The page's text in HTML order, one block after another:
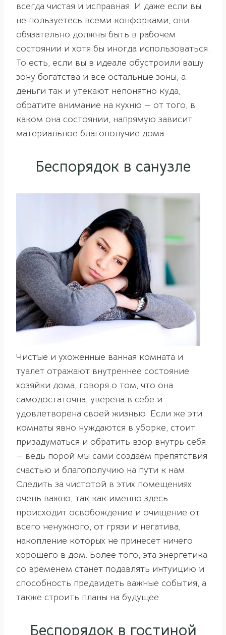
всегда чистая и исправная. И даже если вы
не пользуетесь всеми конфорками, они
обязательно должны быть в рабочем
состоянии и хотя бы иногда использоваться.
То есть, если вы в идеале обустроили вашу
зону богатства и все остальные зоны, а
деньги так и утекают непонятно куда,
обратите внимание на кухню — от того, в
каком она состоянии, напрямую зависит
материальное благополучие дома.
Беспорядок в санузле
Чистые и ухоженные ванная комната и
туалет отражают внутреннее состояние
хозяйки дома, говоря о том, что она
самодостаточна, уверена в себе и
удовлетворена своей жизнью. Если же эти
комнаты явно нуждаются в уборке, стоит
призадуматься и обратить взор внутрь себя
— ведь порой мы сами создаем препятствия
счастью и благополучию на пути к нам.
Следить за чистотой в этих помещениях
очень важно, так как именно здесь
происходит освобождение и очищение от
всего ненужного, от грязи и негатива,
накопление которых не принесет ничего
хорошего в дом. Более того, эта энергетика
со временем станет подавлять интуицию и
способность предвидеть важные события, а
также строить планы на будущее.
Беспорядок в гостиной